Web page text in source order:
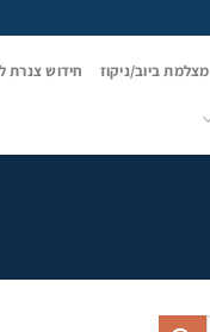
מצלמת ביוב/ניקוז חידוש צנרת